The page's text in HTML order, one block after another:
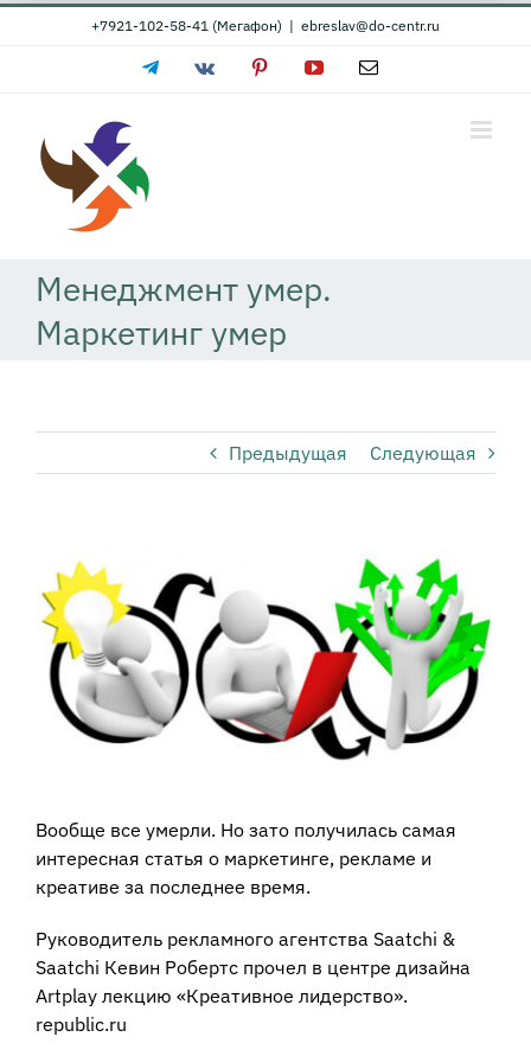
Skip
+7921-102-58-41 (Мегафон) | ebreslav@do-centr.ru
TelegramVk PinterestYouTubeEmail
Менеджмент умер.
Маркетинг умер
Предыдущая Следующая
Larger
Image
Вообще все умерли. Но зато получилась самая
интересная статья о маркетинге, рекламе и
креативе за последнее время.
Руководитель рекламного агентства Saatchi &
Saatchi Кевин Робертс прочел в центре дизайна
Artplay лекцию «Креативное лидерство».
republic.ru